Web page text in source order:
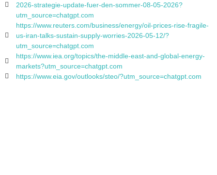
2026-strategie-update-fuer-den-sommer-08-05-2026?
utm_source=chatgpt.com
https://www.reuters.com/business/energy/oil-prices-rise-fragile-
us-iran-talks-sustain-supply-worries-2026-05-12/?
utm_source=chatgpt.com
https://www.iea.org/topics/the-middle-east-and-global-energy-
markets?utm_source=chatgpt.com
https://www.eia.gov/outlooks/steo/?utm_source=chatgpt.com